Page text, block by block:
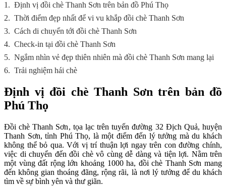
1. Định vị đồi chè Thanh Sơn trên bản đồ Phú Thọ
2. Thời điểm đẹp nhất để vi vu khắp đồi chè Thanh Sơn
3. Cách di chuyển tới đồi chè Thanh Sơn
4. Check-in tại đồi chè Thanh Sơn
5. Ngắm nhìn vẻ đẹp thiên nhiên mà đồi chè Thanh Sơn mang lại
6. Trải nghiệm hái chè
Định vị đồi chè Thanh Sơn trên bản đồ
Phú Thọ
Đồi chè Thanh Sơn, tọa lạc trên tuyến đường 32 Địch Quả, huyện
Thanh Sơn, tỉnh Phú Thọ, là một điểm đến lý tưởng mà du khách
không thể bỏ qua. Với vị trí thuận lợi ngay trên con đường chính,
việc di chuyển đến đồi chè vô cùng dễ dàng và tiện lợi. Nằm trên
một vùng đất rộng lớn khoảng 1000 ha, đồi chè Thanh Sơn mang
đến không gian thoáng đãng, rộng rãi, là nơi lý tưởng để du khách
tìm về sự bình yên và thư giãn.